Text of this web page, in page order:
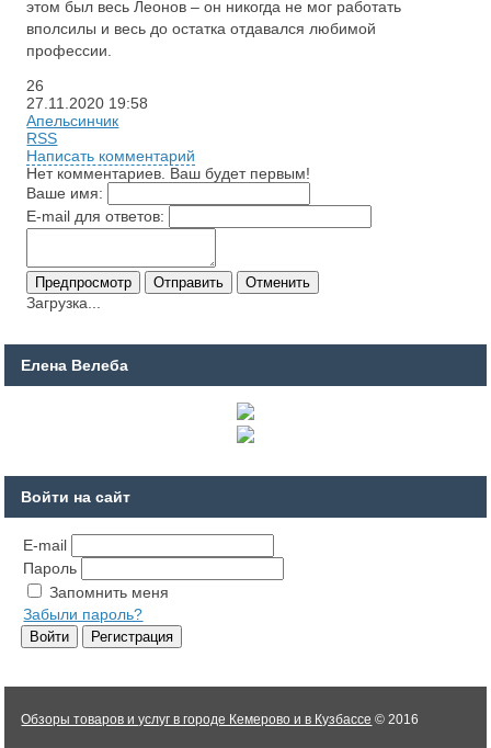
этом был весь Леонов – он никогда не мог работать
вполсилы и весь до остатка отдавался любимой
профессии.
26
27.11.2020 19:58
Апельсинчик
RSS
Написать комментарий
Нет комментариев. Ваш будет первым!
Ваше имя:
E-mail для ответов:
Загрузка...
Елена Велеба
Войти на сайт
E-mail
Пароль
Запомнить меня
Забыли пароль?
Обзоры товаров и услуг в городе Кемерово и в Кузбассе © 2016